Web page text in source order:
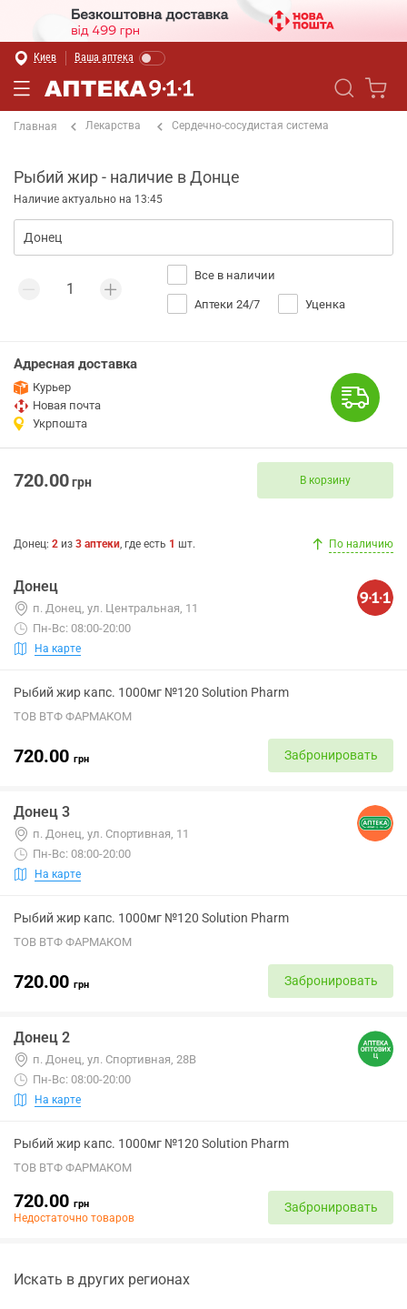
Киев Ваша аптека
Главная Лекарства Сердечно-сосудистая система
Рыбий жир - наличие в Донце
Наличие актуально на 13:45
Все в наличии
Аптеки 24/7 Уценка
Адресная доставка
Курьер
Новая почта
Укрпошта
720.00грн В корзину
Донец: 2 из 3 аптеки, где есть 1 шт. По наличию
Донец
п. Донец, ул. Центральная, 11
Пн-Вс: 08:00-20:00
На карте
Рыбий жир капс. 1000мг №120 Solution Pharm
ТОВ ВТФ ФАРМАКОМ
720.00 грн Забронировать
Донец 3
п. Донец, ул. Спортивная, 11
Пн-Вс: 08:00-20:00
На карте
Рыбий жир капс. 1000мг №120 Solution Pharm
ТОВ ВТФ ФАРМАКОМ
720.00 грн Забронировать
Донец 2
п. Донец, ул. Спортивная, 28В
Пн-Вс: 08:00-20:00
На карте
Рыбий жир капс. 1000мг №120 Solution Pharm
ТОВ ВТФ ФАРМАКОМ
720.00 грн
Недостаточно товаров
Забронировать
Искать в других регионах